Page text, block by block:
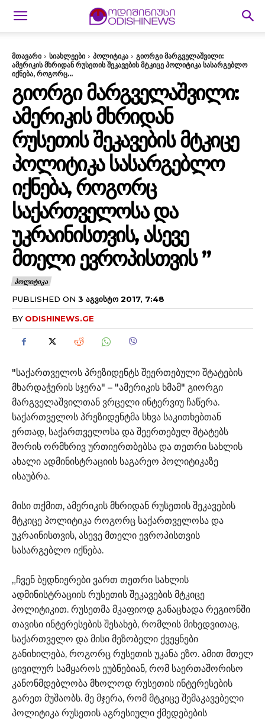
მთავარი სიახლეები პოლიტიკა
გიორგი მარგველაშვილი:
ამერიკის მხრიდან რუსეთის შეკავების მტკიცე პოლიტიკა სასარგებლო
იქნება, როგორც...
ᲒᲘᲝᲠᲒᲘ ᲛᲐᲠᲒᲕᲔᲚᲐᲨᲕᲘᲚᲘ:
ᲐᲛᲔᲠᲘᲙᲘᲡ ᲛᲮᲠᲘᲓᲐᲜ
ᲠᲣᲡᲔᲗᲘᲡ ᲨᲔᲙᲐᲕᲔᲑᲘᲡ ᲛᲢᲙᲘᲪᲔ
ᲞᲝᲚᲘᲢᲘᲙᲐ ᲡᲐᲡᲐᲠᲒᲔᲑᲚᲝ
ᲘᲥᲜᲔᲑᲐ, ᲠᲝᲒᲝᲠᲪ
ᲡᲐᲥᲐᲠᲗᲕᲔᲚᲝᲡᲐ ᲓᲐ
ᲣᲙᲠᲐᲘᲜᲘᲡᲗᲕᲘᲡ, ᲐᲡᲔᲕᲔ
ᲛᲗᲔᲚᲘ ᲔᲕᲠᲝᲞᲘᲡᲗᲕᲘᲡ ”
ᲞᲝᲚᲘᲢᲘᲙᲐ
PUBLISHED ON 3 ᲐᲒᲕᲘᲡᲢᲝ 2017, 7:48
BY ODISHINEWS.GE
"საქართველოს პრეზიდენტს შეერთებული შტატების
მხარდაჭერის სჯერა" – "ამერიკის ხმამ" გიორგი
მარგველაშვილთან ვრცელი ინტერვიუ ჩაწერა.
საქართველოს პრეზიდენტმა სხვა საკითხებთან
ერთად, საქართველოსა და შეერთებულ შტატებს
შორის ორმხრივ ურთიერთბებსა და თეთრი სახლის
ახალი ადმინისტრაციის საგარეო პოლიტიკაზე
ისაუბრა.
მისი თქმით, ამერიკის მხრიდან რუსეთის შეკავების
მტკიცე პოლიტიკა როგორც საქართველოსა და
უკრაინისთვის, ასევე მთელი ევროპისთვის
სასარგებლო იქნება.
„ჩვენ ბედნიერები ვართ თეთრი სახლის
ადმინისტრაციის რუსეთის შეკავების მტკიცე
პოლიტიკით. რუსეთმა მკაფიოდ განაცხადა რეგიონში
თავისი ინტერესების შესახებ, რომლის მიხედვითაც,
საქართველო და მისი მეზობელი ქვეყნები
განიხილება, როგორც რუსეთის უკანა ეზო. ამით მთელ
ცივილურ სამყაროს ეუბნებიან, რომ საერთაშორისო
კანონმდებლობა მხოლოდ რუსეთის ინტერესების
გარეთ მუშაობს. მე მჯერა, რომ მტკიცე შემაკავებელი
პოლიტიკა რუსეთის აგრესიული ქმედებების